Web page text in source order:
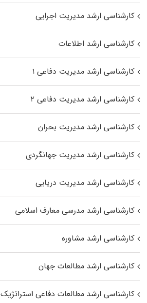
کارشناسی ارشد مدیریت اجرایی
کارشناسی ارشد اطلاعات
کارشناسی ارشد مدیریت دفاعی ۱
کارشناسی ارشد مدیریت دفاعی ۲
کارشناسی ارشد مدیریت بحران
کارشناسی ارشد مدیریت جهانگردی
کارشناسی ارشد مدیریت دریایی
کارشناسی ارشد مدرسی معارف اسلامی
کارشناسی ارشد مشاوره
کارشناسی ارشد مطالعات جهان
کارشناسی ارشد مطالعات دفاعی استراتژیک